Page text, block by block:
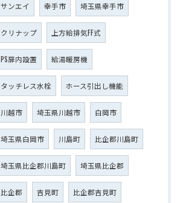
サンエイ 幸手市 埼玉県幸手市
クリナップ 上方給排気FF式
PS扉内設置 給湯暖房機
タッチレス水栓 ホース引出し機能
川越市 埼玉県川越市 白岡市
埼玉県白岡市 川島町 比企郡川島町
埼玉県比企郡川島町 埼玉県比企郡
比企郡 吉見町 比企郡吉見町